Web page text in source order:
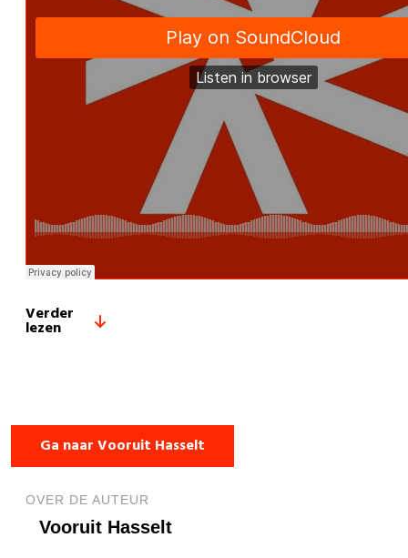
Verder
lezen
Ga naar Vooruit Hasselt
OVER DE AUTEUR
Vooruit Hasselt